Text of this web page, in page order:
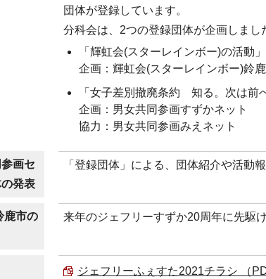
団体が登録しています。
分科会は、2つの登録団体が企画しまし
「輝虹会(スターレインボー)の活動」
企画：輝虹会(スターレインボー)鈴鹿
「女子差別撤廃条約 知る。次は前
企画：男女共同参画すずかネット
協力：男女共同参画みえネット
画セ
発表
「登録団体」による、団体紹介や活動報
鹿市の
来年のジェフリーすずか20周年に先駆
ジェフリーふぇすた2021チラシ （